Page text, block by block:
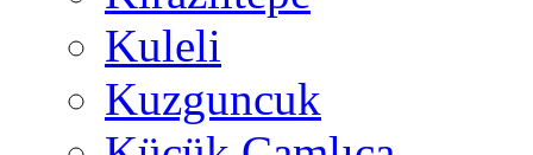
Kuleli
Kuzguncuk